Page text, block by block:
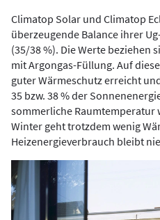
Climatop Solar und Climatop
überzeugende Balance ihrer
(35/38 %). Die Werte beziehen
mit Argongas-Füllung. Auf
guter Wärmeschutz erreicht
35 bzw. 38 % der
sommerliche Raumtemperatur
Winter geht trotzdem wenig
Heizenergieverbrauch bleibt